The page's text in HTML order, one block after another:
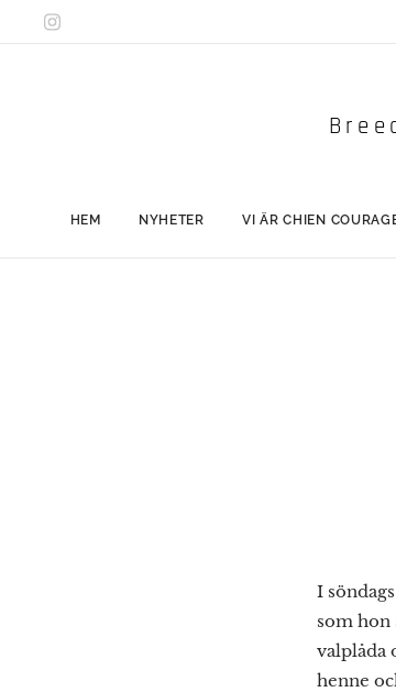
HEM NYHETER VI ÄR CHIEN
I
som hon
valplåda
henne